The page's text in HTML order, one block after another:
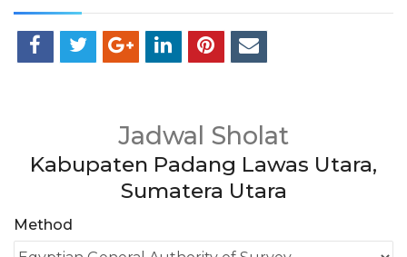
Jadwal Sholat
Kabupaten Padang Lawas Utara,
Sumatera Utara
Method